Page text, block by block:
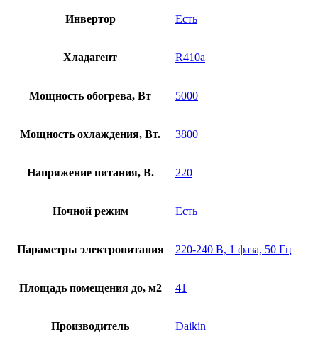
Инвертор Есть
Хладагент R410a
Мощность обогрева, Вт 5000
Мощность охлаждения, Вт. 3800
Напряжение питания, В. 220
Ночной режим Есть
Параметры электропитания 220-240 В, 1 фаза, 50 Гц
Площадь помещения до, м2 41
Производитель Daikin